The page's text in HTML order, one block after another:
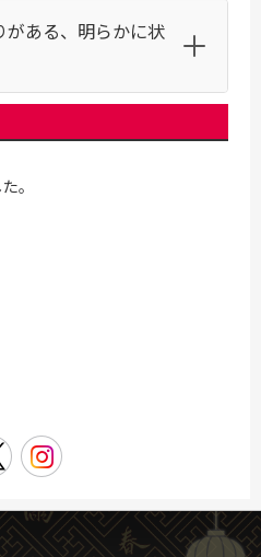
がある、明らかに状
。